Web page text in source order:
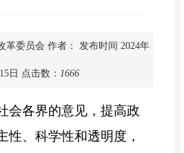
革委员会 作者： 发布时间 2024年
日 点击数： 1666
会各界的意见，提高政
性、科学性和透明度，